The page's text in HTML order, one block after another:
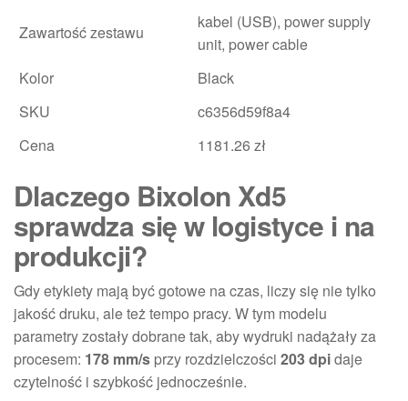
Zawartość zestawu
kabel (USB), power supply
unit, power cable
Kolor
Black
SKU
c6356d59f8a4
Cena
1181.26 zł
Dlaczego Bixolon Xd5
sprawdza się w logistyce i na
produkcji?
Gdy etykiety mają być gotowe na czas, liczy się nie tylko
jakość druku, ale też tempo pracy. W tym modelu
parametry zostały dobrane tak, aby wydruki nadążały za
procesem: 178 mm/s przy rozdzielczości 203 dpidaje
czytelność i szybkość jednocześnie.